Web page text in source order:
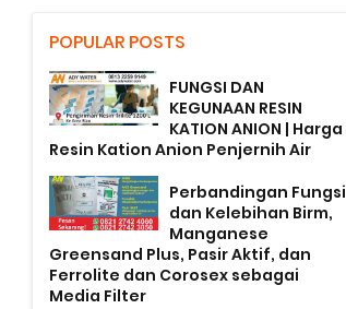
POPULAR POSTS
FUNGSI DAN
KEGUNAAN RESIN
KATION ANION | Harga
Resin Kation Anion Penjernih Air
Perbandingan Fungsi
dan Kelebihan Birm,
Manganese
Greensand Plus, Pasir Aktif, dan
Ferrolite dan Corosex sebagai
Media Filter